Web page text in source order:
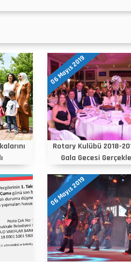
06 Mayıs 2019
Rotary Kulübü 2018-
Gala Gecesi
06 Mayıs 2019